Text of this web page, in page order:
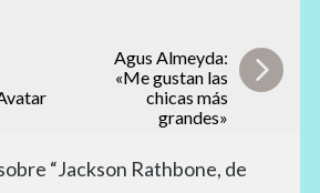
Agus Almeyda:
«Me gustan las
chicas más
grandes»
“Jackson Rathbone, de